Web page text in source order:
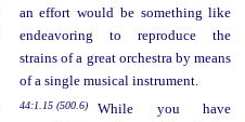
an effort would be something like
endeavoring to reproduce the
strains of a great orchestra by means
of a single musical instrument.
44:1.15 (500.6)
While you have